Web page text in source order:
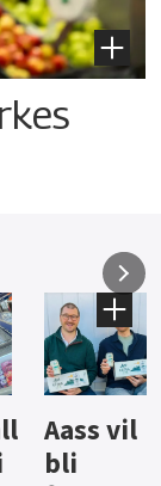
Hard
iste fra